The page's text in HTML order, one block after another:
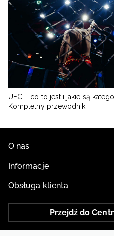
UFC – co to jest i jakie są
Kompletny przewodnik
O nas
Informacje
Obsługa klienta
Przejdź do